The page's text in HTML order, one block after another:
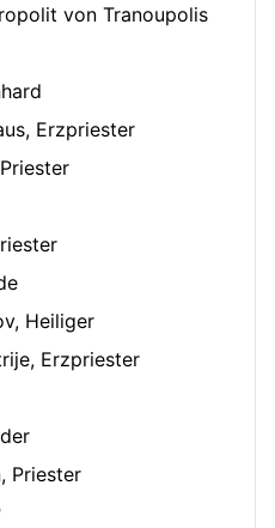
von Tranoupolis
Erzpriester
Heiliger
Erzpriester
Priester